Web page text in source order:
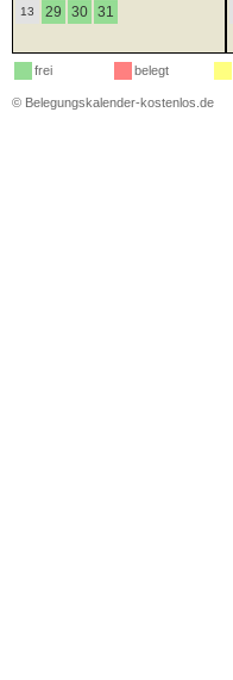
13 29 30 31
frei belegt
© Belegungskalender-kostenlos.de